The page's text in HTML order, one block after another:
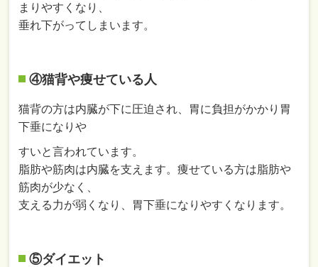
まりやすくなり、
垂れ下がってしまいます。
④猫背や痩せている人
猫背の方は内臓が下に圧迫され、胃に負担がかかり胃
下垂になりや
すいと言われています。
脂肪や筋肉は内臓を支えます。痩せている方は脂肪や
筋肉が少なく、
支える力が弱くなり、胃下垂になりやすくなります。
⑤ダイエット